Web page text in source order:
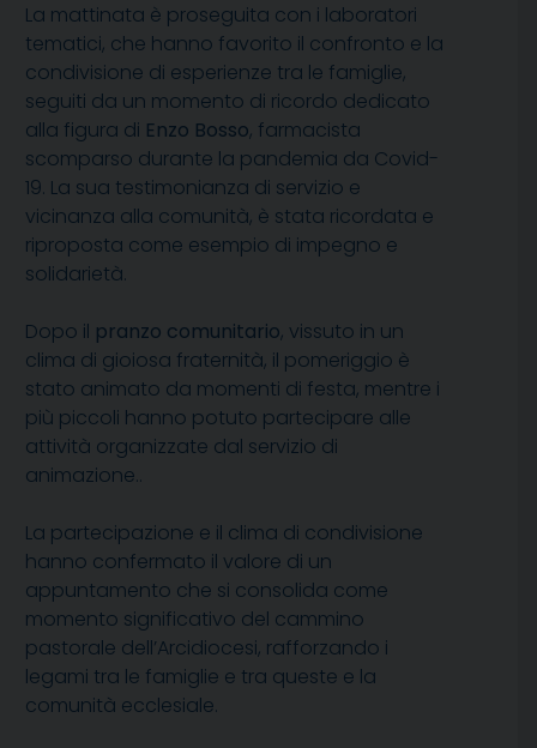
La mattinata è proseguita con i laboratori
tematici, che hanno favorito il confronto e la
condivisione di esperienze tra le famiglie,
seguiti da un momento di ricordo dedicato
alla figura di Enzo Bosso, farmacista
scomparso durante la pandemia da Covid-
19. La sua testimonianza di servizio e
vicinanza alla comunità, è stata ricordata e
riproposta come esempio di impegno e
solidarietà.
Dopo il pranzo comunitario, vissuto in un
clima di gioiosa fraternità, il pomeriggio è
stato animato da momenti di festa, mentre i
più piccoli hanno potuto partecipare alle
attività organizzate dal servizio di
animazione..
La partecipazione e il clima di condivisione
hanno confermato il valore di un
appuntamento che si consolida come
momento significativo del cammino
pastorale dell’Arcidiocesi, rafforzando i
legami tra le famiglie e tra queste e la
comunità ecclesiale.